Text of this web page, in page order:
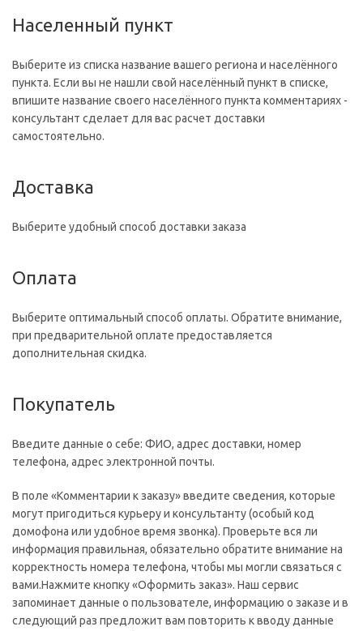
Населенный пункт
Выберите из списка название вашего региона и населённого
пункта. Если вы не нашли свой населённый пункт в списке,
впишите название своего населённого пункта комментариях -
консультант сделает для вас расчет доставки
самостоятельно.
Доставка
Выберите удобный способ доставки заказа
Оплата
Выберите оптимальный способ оплаты. Обратите внимание,
при предварительной оплате предоставляется
дополнительная скидка.
Покупатель
Введите данные о себе: ФИО, адрес доставки, номер
телефона, адрес электронной почты.
В поле «Комментарии к заказу» введите сведения, которые
могут пригодиться курьеру и консультанту (особый код
домофона или удобное время звонка). Проверьте вся ли
информация правильная, обязательно обратите внимание на
корректность номера телефона, чтобы мы могли связаться с
вами.Нажмите кнопку «Оформить заказ». Наш сервис
запоминает данные о пользователе, информацию о заказе и в
следующий раз предложит вам повторить к вводу данные